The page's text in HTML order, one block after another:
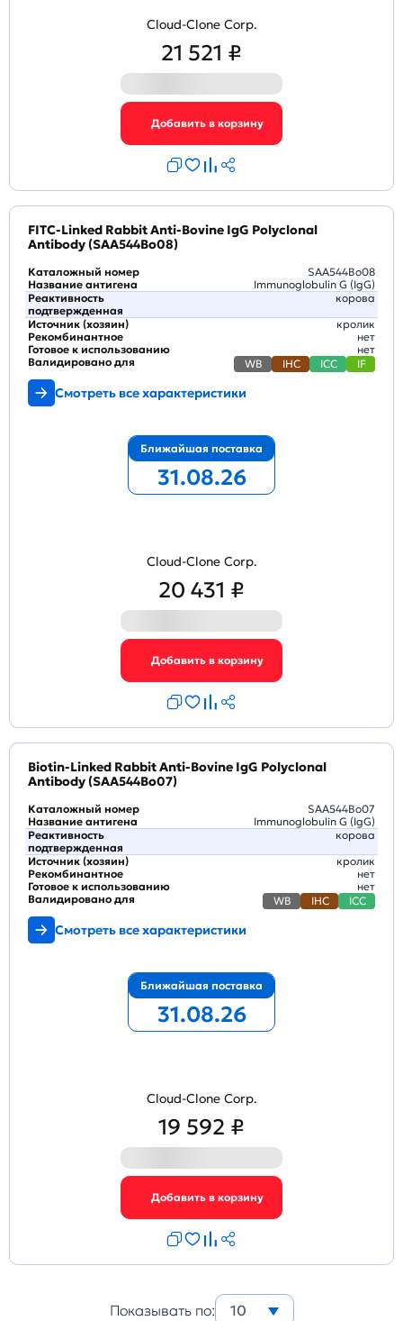
Cloud-Clone Corp.
21 521 ₽
FITC-Linked Rabbit Anti-Bovine IgG Polyclonal
Antibody (SAA544Bo08)
Каталожный номер
SAA544Bo08
Название антигена
Immunoglobulin G (IgG)
Реактивность
подтвержденная
корова
Источник (хозяин)
кролик
Рекомбинантное
нет
Готовое к использованию
нет
Валидировано для
WB IHC ICC IF
Смотреть все характеристики
Ближайшая поставка
31.08.26
Cloud-Clone Corp.
20 431 ₽
Biotin-Linked Rabbit Anti-Bovine IgG Polyclonal
Antibody (SAA544Bo07)
Каталожный номер
SAA544Bo07
Название антигена
Immunoglobulin G (IgG)
Реактивность
подтвержденная
корова
Источник (хозяин)
кролик
Рекомбинантное
нет
Готовое к использованию
нет
Валидировано для
WB IHC ICC
Смотреть все характеристики
Ближайшая поставка
31.08.26
Cloud-Clone Corp.
19 592 ₽
Показывать по: 10